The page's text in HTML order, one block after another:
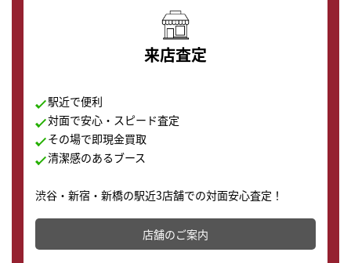
来店査定
駅近で便利
対面で安心・スピード査定
その場で即現金買取
清潔感のあるブース
渋谷・新宿・新橋の駅近3店舗での対面安心査定！
その場で現金買取致します。渋谷本店では、時計販売の
店舗を併設しており、下取りに出してお得に新しい時計
の購入もできます♪
店舗のご案内